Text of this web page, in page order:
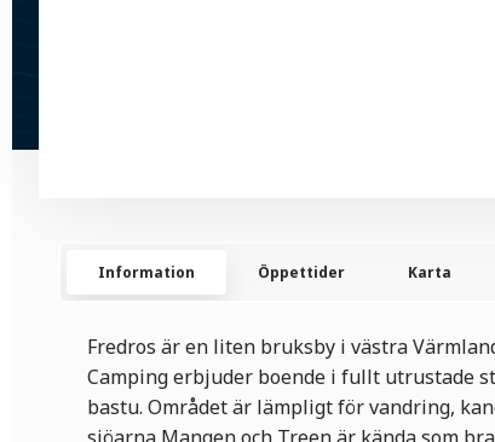
Information Öppettider Karta
Fredros är en liten bruksby i västra
Camping erbjuder boende i fullt utrustade
bastu. Området är lämpligt för vandring,